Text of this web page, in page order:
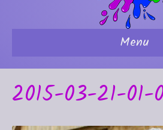
Menu
2015-03-21-